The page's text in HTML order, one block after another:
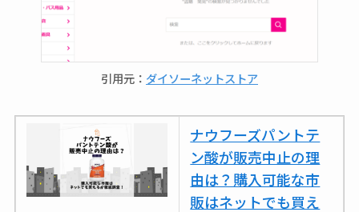
引用元： ダイソーネットストア
ナウフーズパントテ
ン酸が販売中止の理
由は？購入可能な市
販はネットでも買え